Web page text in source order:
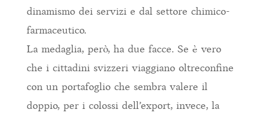
dinamismo dei servizi e dal settore chimico-
farmaceutico.
La medaglia, però, ha due facce. Se è vero
che i cittadini svizzeri viaggiano oltreconfine
con un portafoglio che sembra valere il
doppio, per i colossi dell’export, invece, la